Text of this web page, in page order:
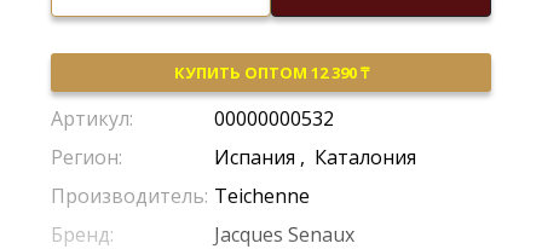
КУПИТЬ ОПТОМ 12 390 ₸
Артикул:
00000000532
Регион:
Испания , Каталония
Производитель: Teichenne
Бренд:
Jacques Senaux